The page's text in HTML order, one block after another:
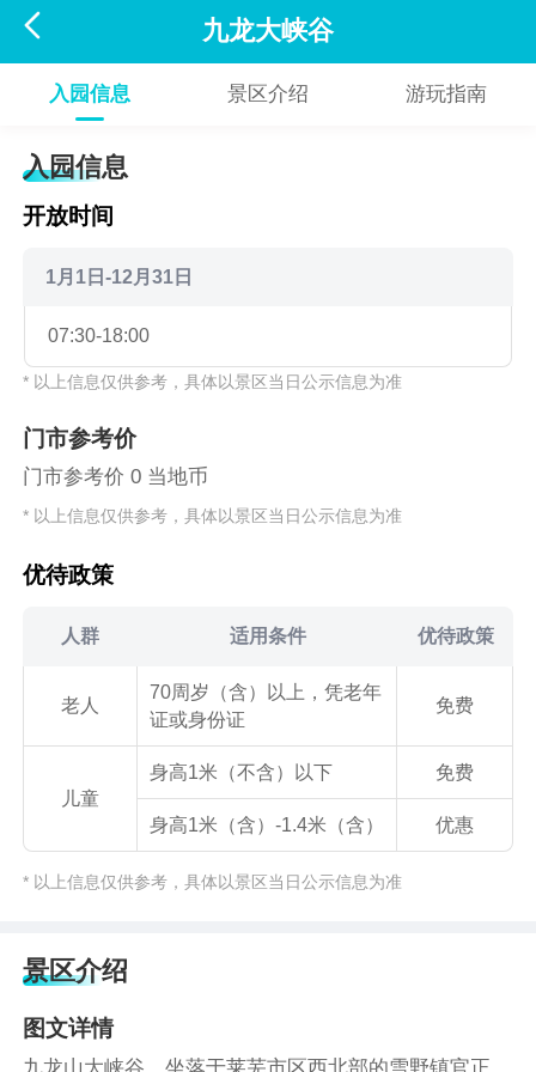
 九龙大峡谷
入园信息 景区介绍 游玩指南
入园信息
开放时间
1月1日-12月31日
07:30-18:00
* 以上信息仅供参考，具体以景区当日公示信息为准
门市参考价
门市参考价 0 当地币
* 以上信息仅供参考，具体以景区当日公示信息为准
优待政策
人群 适用条件 优待政策
老人
70周岁（含）以上，凭老年
证或身份证
免费
儿童
身高1米（不含）以下 免费
身高1米（含）-1.4米（含） 优惠
* 以上信息仅供参考，具体以景区当日公示信息为准
景区介绍
图文详情